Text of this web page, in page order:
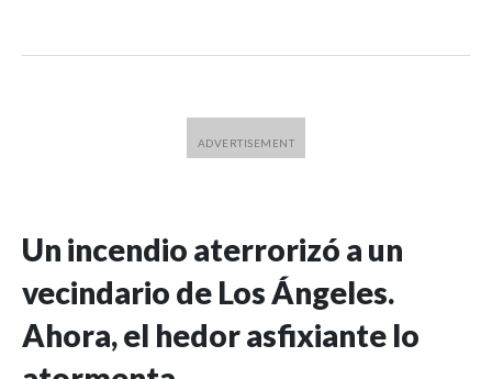
Un incendio aterrorizó a un
vecindario de Los Ángeles.
Ahora, el hedor asfixiante lo